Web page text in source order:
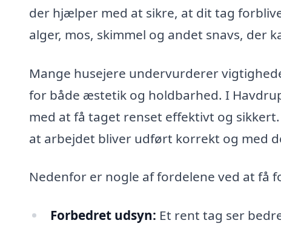
der hjælper med at sikre, at dit tag
alger, mos, skimmel og andet snavs, der
Mange husejere undervurderer
for både æstetik og holdbarhed. I
med at få taget renset effektivt og
at arbejdet bliver udført korrekt og med
Nedenfor er nogle af fordelene ved at få
Forbedret udsyn: Et rent tag ser